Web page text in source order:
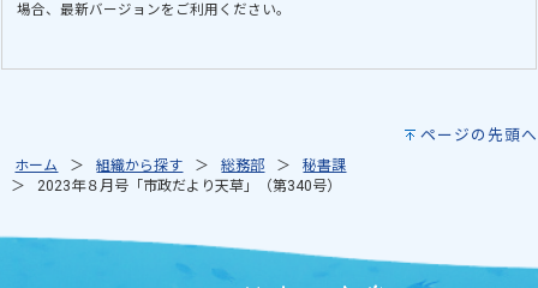
場合、最新バージョンをご利用ください。
ページの先頭へ
ホーム 組織から探す 総務部
秘書課
2023年８月号「市政だより天草」（第340号）